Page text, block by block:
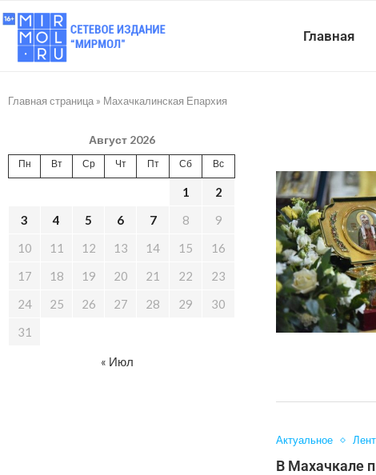
Главная
Главная страница » Махачкалинская Епархия
Актуальное
В Махачкале
Август 2026
Пн Вт Ср Чт Пт Сб Вс
1
2
3
4 5 6 7 8
9
10
11 12 13 14 15
16
17
18 19 20 21 22
23
24
25 26 27 28 29
30
31
« Июл